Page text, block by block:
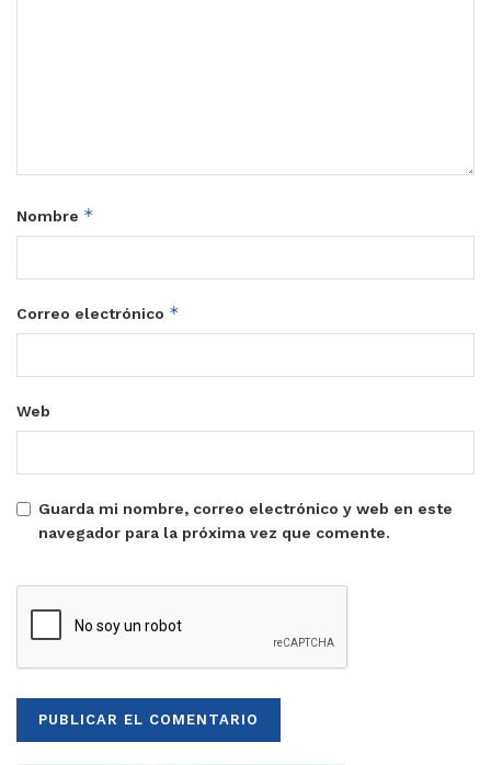
Nombre *
Correo electrónico *
Web
Guarda mi nombre, correo electrónico y web en este
navegador para la próxima vez que comente.